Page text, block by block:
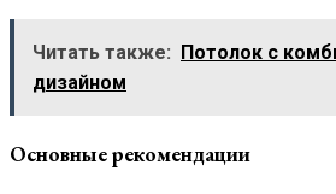
Читать также:
Потолок с
дизайном
Основные рекомендации